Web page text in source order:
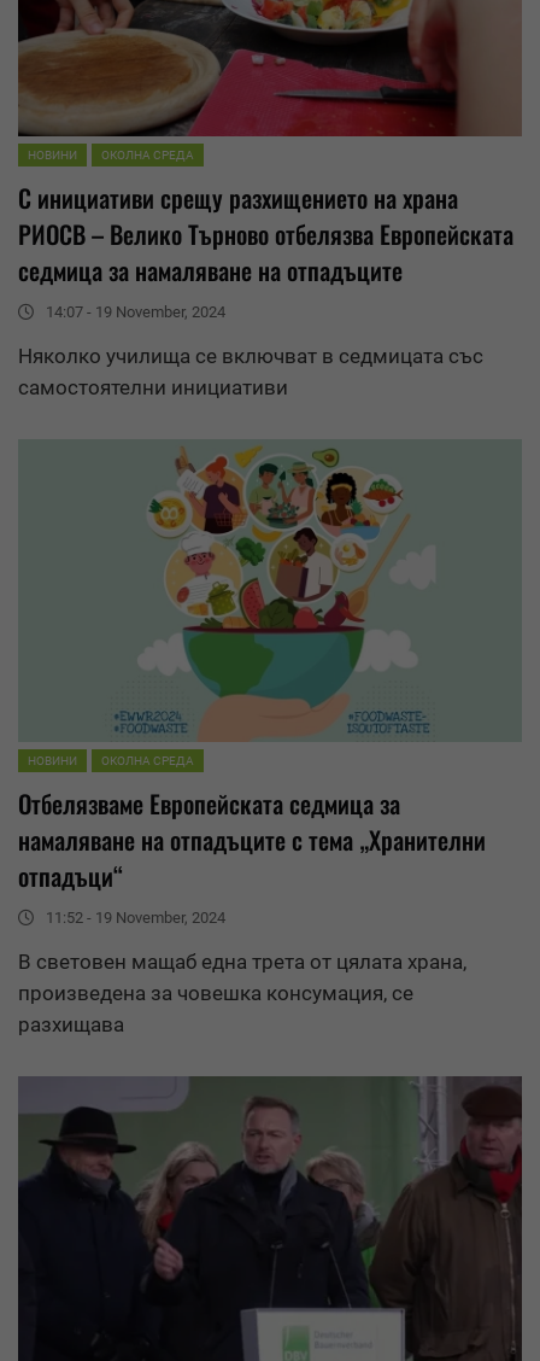
НОВИНИ ОКОЛНА СРЕДА
С инициативи срещу разхищението на храна
РИОСВ – Велико Търново отбелязва Европейската
седмица за намаляване на отпадъците
14:07 - 19 November, 2024
Няколко училища се включват в седмицата със
самостоятелни инициативи
НОВИНИ ОКОЛНА СРЕДА
Отбелязваме Европейската седмица за
намаляване на отпадъците с тема „Хранителни
отпадъци“
11:52 - 19 November, 2024
В световен мащаб една трета от цялата храна,
произведена за човешка консумация, се
разхищава